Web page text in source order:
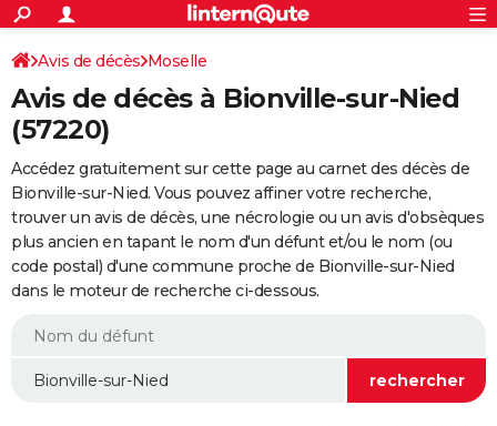
ACTUALITÉS
Politique
Société
Faits Divers
Education
Monde
Villes
+
SPORT
Coupe du monde 2026
Football
Tennis
Cyclisme
Rugby
Forum
FINANCE
Retraite
Impôts
Epargne
Immobilier
Risques naturels par ville
Banque
Assurance
Crédit
Essais
Réserver un essai
Citadines
Berlines
SUV
Forum auto
+
HIGH-TECH
Mobiles
Meilleur smartphone
Internet
Ordinateurs
Jeux vidéo
Guide high-tech
+
BRICOLAGE
Forum
Aménagement intérieur
Extérieur
Cuisine
Salle de bains
Jardinage
Rangement
WEEK-END
Guides de France
Escapades
Patrimoine
Expositions
Musées
Week-end nature
LIFESTYLE
Avis de décès Moselle
Avis de décès à Bionville-sur-Nied
(57220)
Accédez gratuitement sur cette page au carnet des décès de
Bionville-sur-Nied. Vous pouvez affiner votre recherche,
trouver un avis de décès, une nécrologie ou un avis d'obsèques
plus ancien en tapant le nom d'un défunt et/ou le nom (ou
code postal) d'une commune proche de Bionville-sur-Nied
dans le moteur de recherche ci-dessous.